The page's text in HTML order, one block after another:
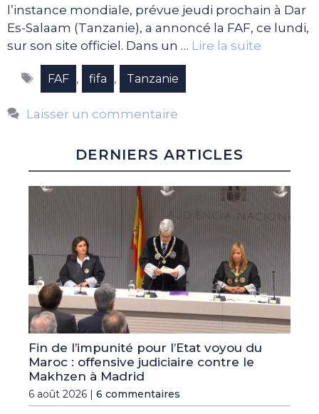
l’instance mondiale, prévue jeudi prochain à Dar
Es-Salaam (Tanzanie), a annoncé la FAF, ce lundi,
sur son site officiel. Dans un … Lire la suite
Étiquettes
FAF , fifa , Tanzanie
Laisser un commentaire
DERNIERS ARTICLES
Fin de l’impunité pour l’Etat voyou du
Maroc : offensive judiciaire contre le
Makhzen à Madrid
6 août 2026 | 6 commentaires